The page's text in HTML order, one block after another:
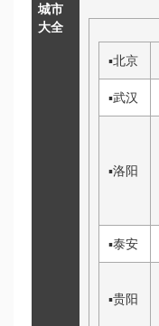
城市
大全
▪北京
▪武汉
▪洛阳
▪泰安
▪贵阳